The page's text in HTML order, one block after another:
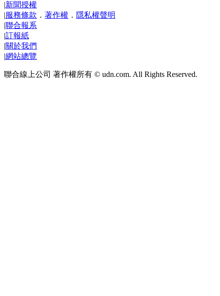
|新聞授權
|服務條款 ． 著作權 ． 隱私權聲明
|聯合報系
|訂報紙
|關於我們
|網站總覽
聯合線上公司 著作權所有 © udn.com. All Rights Reserved.